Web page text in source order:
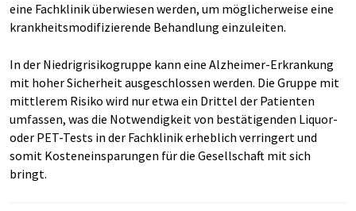
eine Fachklinik überwiesen werden, um möglicherweise eine
krankheitsmodifizierende Behandlung einzuleiten.
In der Niedrigrisikogruppe kann eine Alzheimer-Erkrankung
mit hoher Sicherheit ausgeschlossen werden. Die Gruppe mit
mittlerem Risiko wird nur etwa ein Drittel der Patienten
umfassen, was die Notwendigkeit von bestätigenden Liquor-
oder PET-Tests in der Fachklinik erheblich verringert und
somit Kosteneinsparungen für die Gesellschaft mit sich
bringt.